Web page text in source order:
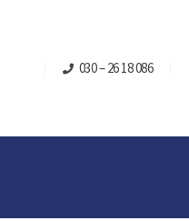
030 – 26 18 086